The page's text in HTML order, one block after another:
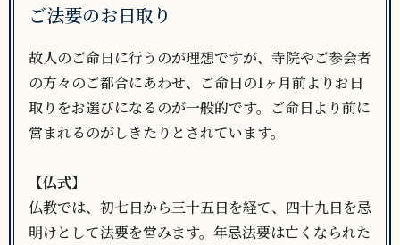
ご法要のお日取り
故人のご命日に行うのが理想ですが、寺院やご参会者
の方々のご都合にあわせ、ご命日の1ヶ月前よりお日
取りをお選びになるのが一般的です。ご命日より前に
営まれるのがしきたりとされています。
【仏式】
仏教では、初七日から三十五日を経て、四十九日を忌
明けとして法要を営みます。年忌法要は亡くなられた